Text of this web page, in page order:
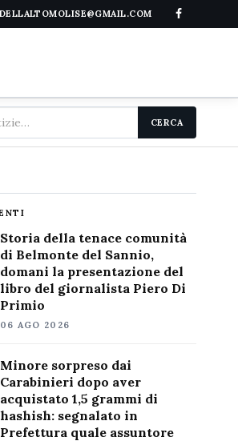
CERCA
Storia della tenace comunità
di Belmonte del Sannio,
domani la presentazione del
libro del giornalista Piero Di
Primio
06 AGO 2026
Minore sorpreso dai
Carabinieri dopo aver
acquistato 1,5 grammi di
hashish: segnalato in
Prefettura quale assuntore